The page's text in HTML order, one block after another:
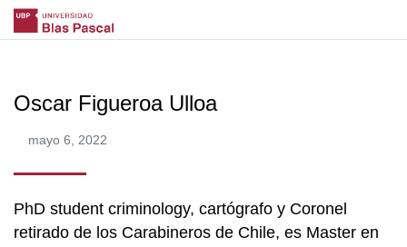
Oscar Figueroa Ulloa
mayo 6, 2022
PhD student criminology, cartógrafo y Coronel
retirado de los Carabineros de Chile, es Master en